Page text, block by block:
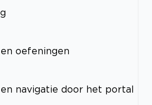
oefeningen
navigatie door het portal